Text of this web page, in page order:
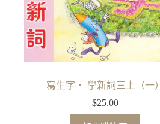
寫生字‧ 學新詞三上（一）
$25.00